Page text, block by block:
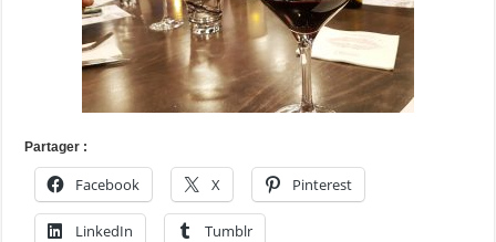
Partager :
Facebook X Pinterest
LinkedIn Tumblr